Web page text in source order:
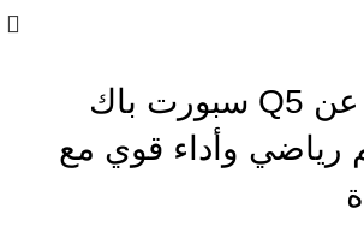
أودي تكشف عن Q5 سبورت باك
رياضي وأداء قوي مع